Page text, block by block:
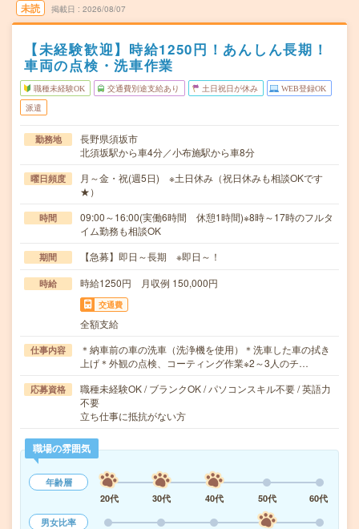
未読 掲載日 2026/08/07
【未経験歓迎】時給1250円！あんしん長期！
車両の点検・洗車作業
職種未経験OK 交通費別途支給あり 土日祝日が休み WEB登録OK
派遣
勤務地
長野県須坂市
北須坂駅から車4分／小布施駅から車8分
曜日頻度
月～金・祝(週5日) ※土日休み（祝日休みも相談OKです
★）
時間
09:00～16:00(実働6時間 休憩1時間)※8時～17時のフルタ
イム勤務も相談OK
期間 【急募】即日～長期 ※即日～！
時給 時給1250円 月収例 150,000円
交通費
全額支給
仕事内容
＊納車前の車の洗車（洗浄機を使用）＊洗車した車の拭き
上げ＊外観の点検、コーティング作業※2～3人のチ…
応募資格
職種未経験OK / ブランクOK / パソコンスキル不要 / 英語力
不要
立ち仕事に抵抗がない方
職場の雰囲気
年齢層
20代
30代 40代 50代
60代
男女比率